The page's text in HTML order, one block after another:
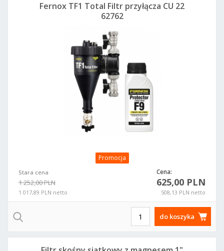
Promocja
Stara cena
1 252,00 PLN
1 017,89 PLN netto
Cena:
625,00 PLN
508,13 PLN netto
Fernox TF1 Total Filtr przyłącza CU 22
62762
do koszyka